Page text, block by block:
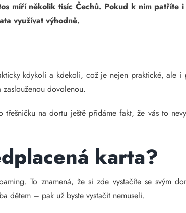
míří několik tisíc Čechů. Pokud k nim patříte
využívat výhodně.
kdykoli a kdekoli, což je nejen praktické, ale i
dovolenou.
na dortu ještě přidáme fakt, že vás to
karta?
To znamená, že si zde vystačíte se svým
dětem – pak už byste vystačit nemuseli.